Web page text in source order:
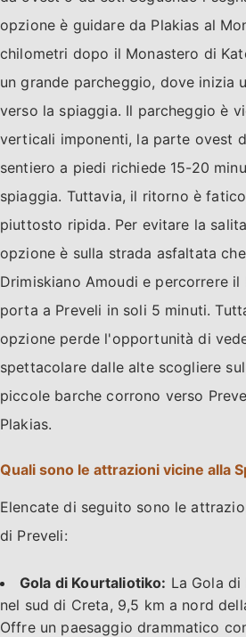
opzione è guidare da Plakias al
chilometri dopo il Monastero di
un grande parcheggio, dove inizia
verso la spiaggia. Il parcheggio è
verticali imponenti, la parte ovest
sentiero a piedi richiede 15-20
spiaggia. Tuttavia, il ritorno è
piuttosto ripida. Per evitare la
opzione è sulla strada asfaltata
Drimiskiano Amoudi e percorrere il
porta a Preveli in soli 5 minuti.
opzione perde l'opportunità di
spettacolare dalle alte scogliere
piccole barche corrono verso
Plakias.
Quali sono le attrazioni vicine alla
Elencate di seguito sono le
di Preveli:
Gola di Kourtaliotiko: La Gola
nel sud di Creta, 9,5 km a nord
Offre un paesaggio drammatico